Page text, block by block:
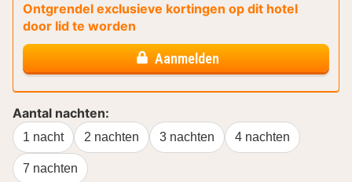
Ontgrendel exclusieve kortingen op dit hotel
door lid te worden
Aanmelden
Aantal nachten:
1 nacht 2 nachten 3 nachten 4 nachten
7 nachten